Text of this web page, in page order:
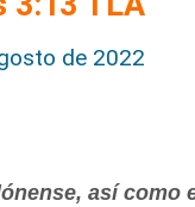
de 2022
así como